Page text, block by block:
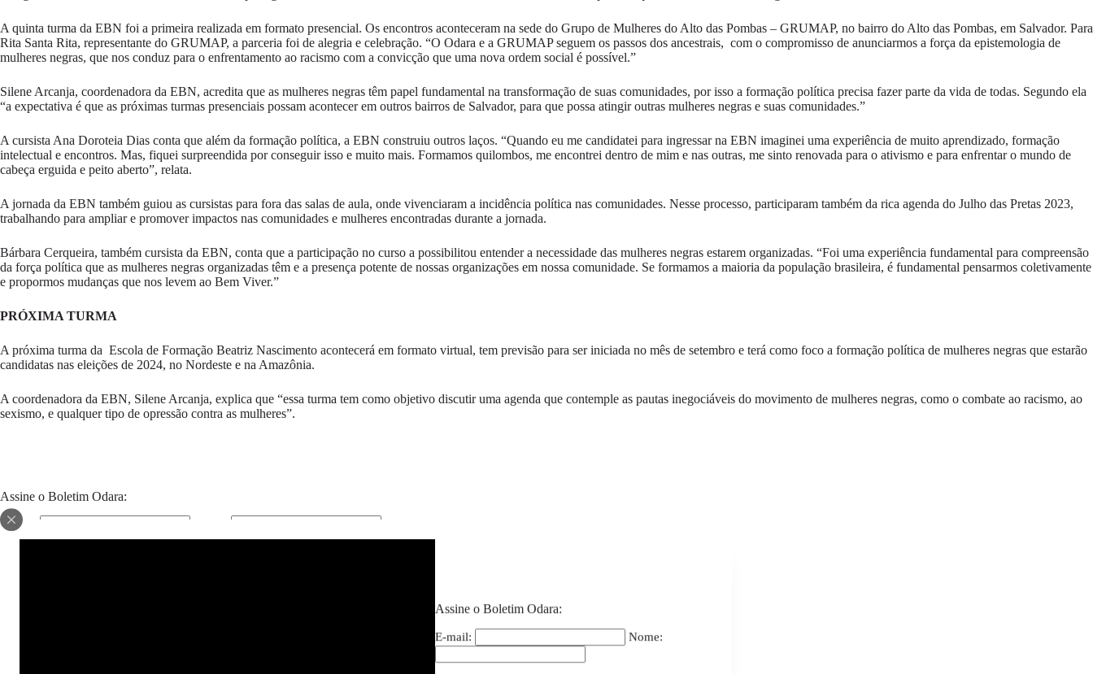
Assine o Boletim Odara:
E-mail: Nome:
A quinta turma da EBN foi a primeira realizada em formato presencial. Os encontros aconteceram na sede do Grupo de Mulheres do Alto das Pombas – GRUMAP, no bairro do Alto das Pombas, em Salvador. Para
Rita Santa Rita, representante do GRUMAP, a parceria foi de alegria e celebração. “O Odara e a GRUMAP seguem os passos dos ancestrais, com o compromisso de anunciarmos a força da epistemologia de
mulheres negras, que nos conduz para o enfrentamento ao racismo com a convicção que uma nova ordem social é possível.”
Silene Arcanja, coordenadora da EBN, acredita que as mulheres negras têm papel fundamental na transformação de suas comunidades, por isso a formação política precisa fazer parte da vida de todas. Segundo ela
“a expectativa é que as próximas turmas presenciais possam acontecer em outros bairros de Salvador, para que possa atingir outras mulheres negras e suas comunidades.”
A cursista Ana Doroteia Dias conta que além da formação política, a EBN construiu outros laços. “Quando eu me candidatei para ingressar na EBN imaginei uma experiência de muito aprendizado, formação
intelectual e encontros. Mas, fiquei surpreendida por conseguir isso e muito mais. Formamos quilombos, me encontrei dentro de mim e nas outras, me sinto renovada para o ativismo e para enfrentar o mundo de
cabeça erguida e peito aberto”, relata.
A jornada da EBN também guiou as cursistas para fora das salas de aula, onde vivenciaram a incidência política nas comunidades. Nesse processo, participaram também da rica agenda do Julho das Pretas 2023,
trabalhando para ampliar e promover impactos nas comunidades e mulheres encontradas durante a jornada.
Bárbara Cerqueira, também cursista da EBN, conta que a participação no curso a possibilitou entender a necessidade das mulheres negras estarem organizadas. “Foi uma experiência fundamental para compreensão
da força política que as mulheres negras organizadas têm e a presença potente de nossas organizações em nossa comunidade. Se formamos a maioria da população brasileira, é fundamental pensarmos coletivamente
e propormos mudanças que nos levem ao Bem Viver.”
PRÓXIMA TURMA
A próxima turma da Escola de Formação Beatriz Nascimento acontecerá em formato virtual, tem previsão para ser iniciada no mês de setembro e terá como foco a formação política de mulheres negras que estarão
candidatas nas eleições de 2024, no Nordeste e na Amazônia.
A coordenadora da EBN, Silene Arcanja, explica que “essa turma tem como objetivo discutir uma agenda que contemple as pautas inegociáveis do movimento de mulheres negras, como o combate ao racismo, ao
sexismo, e qualquer tipo de opressão contra as mulheres”.
Assine o Boletim Odara:
E-mail: